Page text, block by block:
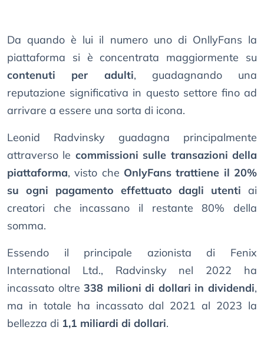
Da quando è lui il numero uno di OnllyFans la
piattaforma si è concentrata maggiormente su
contenuti per adulti, guadagnando una
reputazione significativa in questo settore fino ad
arrivare a essere una sorta di icona.
Leonid Radvinsky guadagna principalmente
attraverso le commissioni sulle transazioni della
piattaforma, visto che OnlyFans trattiene il 20%
su ogni pagamento effettuato dagli utenti ai
creatori che incassano il restante 80% della
somma.
Essendo il principale azionista di Fenix
International Ltd., Radvinsky nel 2022 ha
incassato oltre338 milioni di dollari in dividendi,
ma in totale ha incassato dal 2021 al 2023 la
bellezza di 1,1 miliardi di dollari.